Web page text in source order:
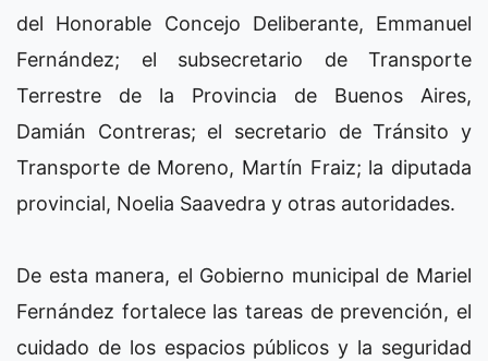
del Honorable Concejo Deliberante, Emmanuel
Fernández; el subsecretario de Transporte
Terrestre de la Provincia de Buenos Aires,
Damián Contreras; el secretario de Tránsito y
Transporte de Moreno, Martín Fraiz; la diputada
provincial, Noelia Saavedra y otras autoridades.
De esta manera, el Gobierno municipal de Mariel
Fernández fortalece las tareas de prevención, el
cuidado de los espacios públicos y la seguridad